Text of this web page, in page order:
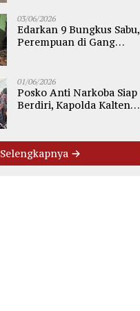
03/06/2026
Edarkan 9 Bungkus Sabu,
Perempuan di Gang
01/06/2026
Posko Anti Narkoba Siap
Berdiri, Kapolda Kalteng:
Palangka Raya
Selengkapnya